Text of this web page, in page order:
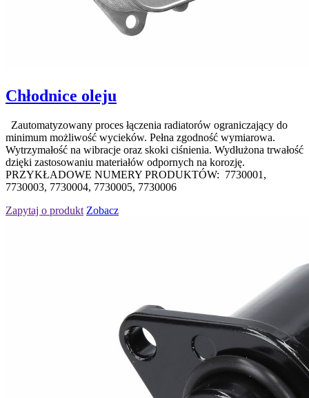
Chłodnice oleju
Zautomatyzowany proces łączenia radiatorów ograniczający do
minimum możliwość wycieków. Pełna zgodność wymiarowa.
Wytrzymałość na wibracje oraz skoki ciśnienia. Wydłużona trwałość
dzięki zastosowaniu materiałów odpornych na korozję.
PRZYKŁADOWE NUMERY PRODUKTÓW: 7730001,
7730003, 7730004, 7730005, 7730006
Zapytaj o produkt Zobacz